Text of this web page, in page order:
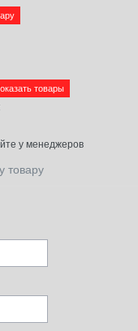
товары
у менеджеров
товару